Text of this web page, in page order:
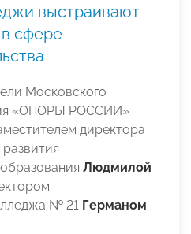
выстраивают
сфере
Московского
«ОПОРЫ РОССИИ»
директора
Людмилой
№ 21 Германом